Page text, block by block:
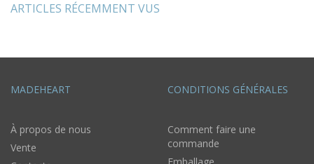
ARTICLES RÉCEMMENT VUS
MADEHEART
À propos de nous
Vente
CONDITIONS GÉNÉRALES
Comment faire une
commande